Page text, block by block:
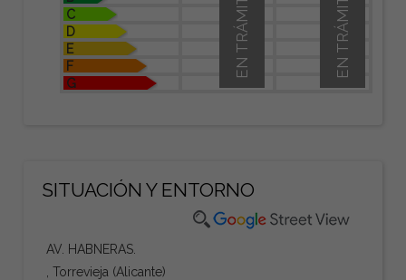
C
D
E
F
G
EN TRÁMITE
EN TRÁMITE
SITUACIÓN Y ENTORNO
AV. HABNERAS.
, Torrevieja (Alicante)